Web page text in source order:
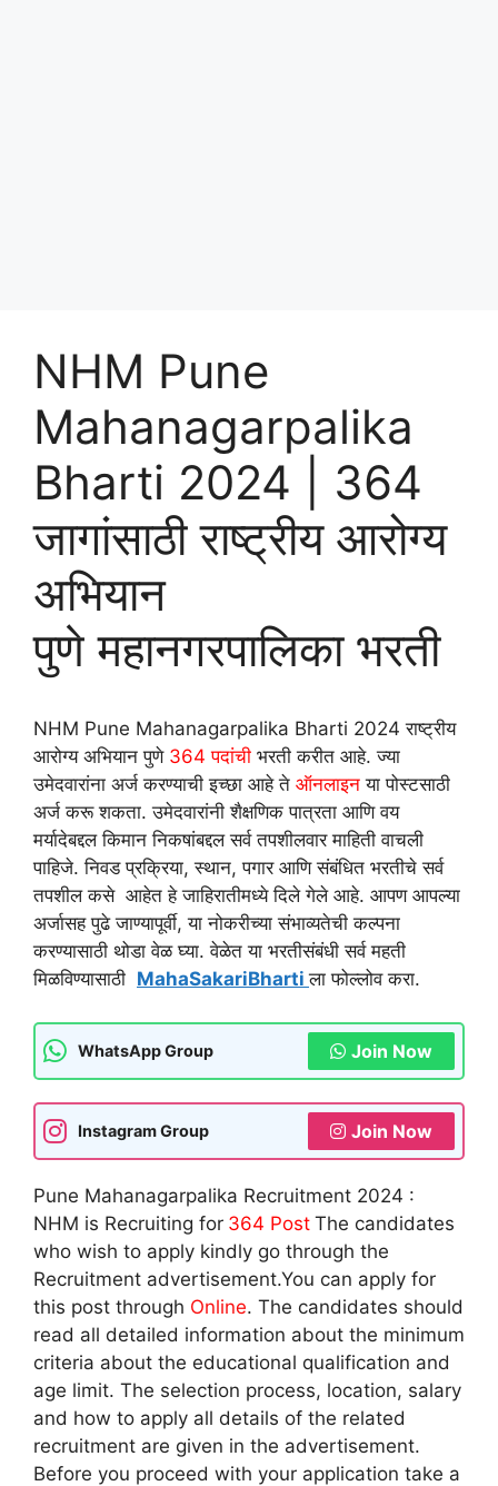
NHM Pune
Mahanagarpalika
Bharti 2024 | 364
जागांसाठी राष्ट्रीय आरोग्य
अभियान
पुणे महानगरपालिका भरती
NHM Pune Mahanagarpalika Bharti 2024 राष्ट्रीय
आरोग्य अभियान पुणे 364 पदांची भरती करीत आहे. ज्या
उमेदवारांना अर्ज करण्याची इच्छा आहे ते ऑनलाइन या पोस्टसाठी
अर्ज करू शकता. उमेदवारांनी शैक्षणिक पात्रता आणि वय
मर्यादेबद्दल किमान निकषांबद्दल सर्व तपशीलवार माहिती वाचली
पाहिजे. निवड प्रक्रिया, स्थान, पगार आणि संबंधित भरतीचे सर्व
तपशील कसे आहेत हे जाहिरातीमध्ये दिले गेले आहे. आपण आपल्या
अर्जासह पुढे जाण्यापूर्वी, या नोकरीच्या संभाव्यतेची कल्पना
करण्यासाठी थोडा वेळ घ्या. वेळेत या भरतीसंबंधी सर्व महती
मिळविण्यासाठी MahaSakariBharti ला फोल्लोव करा.
WhatsApp Group Join Now
Instagram Group Join Now
Pune Mahanagarpalika Recruitment 2024 :
NHM is Recruiting for 364 Post The candidates
who wish to apply kindly go through the
Recruitment advertisement.You can apply for
this post through Online. The candidates should
read all detailed information about the minimum
criteria about the educational qualification and
age limit. The selection process, location, salary
and how to apply all details of the related
recruitment are given in the advertisement.
Before you proceed with your application take a